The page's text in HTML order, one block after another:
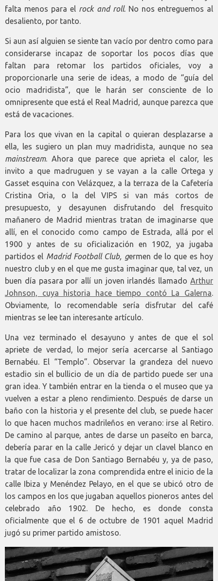
falta menos para el rock and roll. No nos entreguemos al
desaliento, por tanto.
Si aun así alguien se siente tan vacío por dentro como para
considerarse incapaz de soportar los pocos días que
faltan para retomar los partidos oficiales, voy a
proporcionarle una serie de ideas, a modo de “guía del
ocio madridista”, que le harán ser consciente de lo
omnipresente que está el Real Madrid, aunque parezca que
está de vacaciones.
Para los que vivan en la capital o quieran desplazarse a
ella, les sugiero un plan muy madridista, aunque no sea
mainstream. Ahora que parece que aprieta el calor, les
invito a que madruguen y se vayan a la calle Ortega y
Gasset esquina con Velázquez, a la terraza de la Cafetería
Cristina Oria, o la del VIPS si van más cortos de
presupuesto, y desayunen disfrutando del fresquito
mañanero de Madrid mientras tratan de imaginarse que
allí, en el conocido como campo de Estrada, allá por el
1900 y antes de su oficialización en 1902, ya jugaba
partidos el Madrid Football Club, germen de lo que es hoy
nuestro club y en el que me gusta imaginar que, tal vez, un
buen día pasara por allí un joven irlandés llamado Arthur
Johnson, cuya historia hace tiempo contó La Galerna.
Obviamente, lo recomendable sería disfrutar del café
mientras se lee tan interesante artículo.
Una vez terminado el desayuno y antes de que el sol
apriete de verdad, lo mejor sería acercarse al Santiago
Bernabéu. El “Templo”. Observar la grandeza del nuevo
estadio sin el bullicio de un día de partido puede ser una
gran idea. Y también entrar en la tienda o el museo que ya
vuelven a estar a pleno rendimiento. Después de darse un
baño con la historia y el presente del club, se puede hacer
lo que hacen muchos madrileños en verano: irse al Retiro.
De camino al parque, antes de darse un paseíto en barca,
debería parar en la calle Jericó y dejar un clavel blanco en
la que fue casa de Don Santiago Bernabéu y, ya de paso,
tratar de localizar la zona comprendida entre el inicio de la
calle Ibiza y Menéndez Pelayo, en el que se ubicó otro de
los campos en los que jugaban aquellos pioneros antes del
celebrado año 1902. De hecho, es donde consta
oficialmente que el 6 de octubre de 1901 aquel Madrid
jugó su primer partido amistoso.